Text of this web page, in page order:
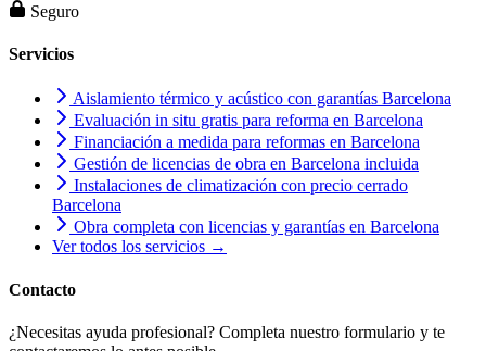
Seguro
Servicios
Aislamiento térmico y acústico con garantías Barcelona
Evaluación in situ gratis para reforma en Barcelona
Financiación a medida para reformas en Barcelona
Gestión de licencias de obra en Barcelona incluida
Instalaciones de climatización con precio cerrado
Barcelona
Obra completa con licencias y garantías en Barcelona
Ver todos los servicios →
Contacto
¿Necesitas ayuda profesional? Completa nuestro formulario y te